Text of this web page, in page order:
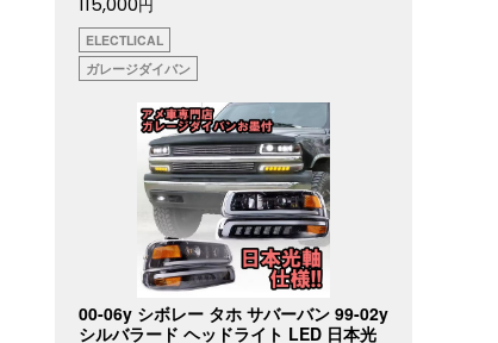
ELECTLICAL
ガレージダイバン
00-06y シボレー タホ サバーバン 99-02y
シルバラード ヘッドライト LED 日本光